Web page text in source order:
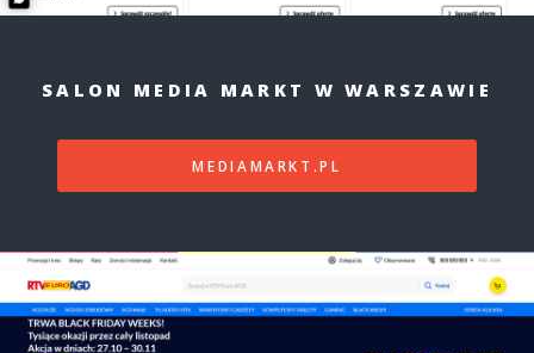
SALON MEDIA MARKT W WARSZAWIE
MEDIAMARKT.PL